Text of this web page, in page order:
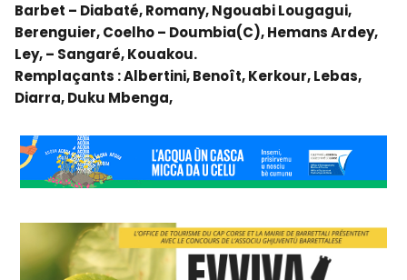
Barbet – Diabaté, Romany, Ngouabi Lougagui,
Berenguier, Coelho – Doumbia(C), Hemans Ardey,
Ley, – Sangaré, Kouakou.
Remplaçants : Albertini, Benoît, Kerkour, Lebas,
Diarra, Duku Mbenga,